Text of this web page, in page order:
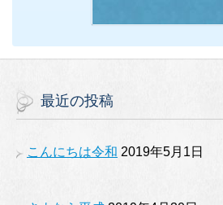
最近の投稿
こんにちは令和 2019年5月1日